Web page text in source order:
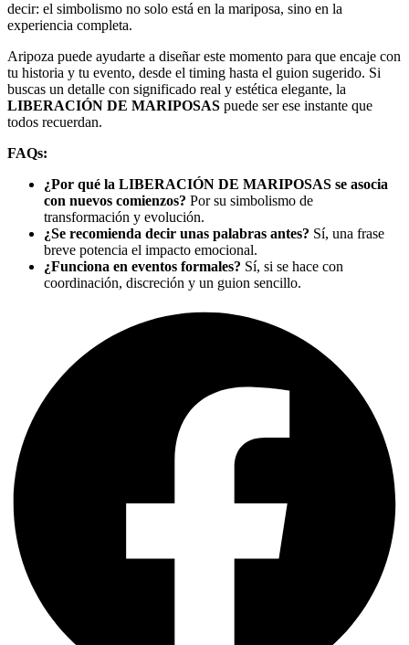
decir: el simbolismo no solo está en la mariposa, sino en la
experiencia completa.
Aripoza puede ayudarte a diseñar este momento para que encaje con
tu historia y tu evento, desde el timing hasta el guion sugerido. Si
buscas un detalle con significado real y estética elegante, la
LIBERACIÓN DE MARIPOSAS puede ser ese instante que
todos recuerdan.
FAQs:
¿Por qué la LIBERACIÓN DE MARIPOSAS se asocia
con nuevos comienzos? Por su simbolismo de
transformación y evolución.
¿Se recomienda decir unas palabras antes? Sí, una frase
breve potencia el impacto emocional.
¿Funciona en eventos formales? Sí, si se hace con
coordinación, discreción y un guion sencillo.